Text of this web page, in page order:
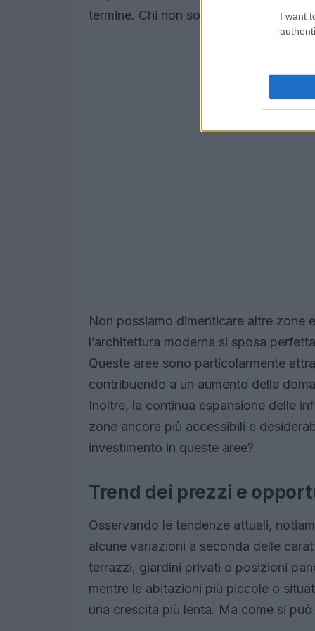
I want
termine. Chi non sogna di avere una
Non possiamo dimenticare altre zone
l’architettura moderna si sposa
Queste aree sono particolarmente
contribuendo a un aumento della
Inoltre, la continua espansione delle
zone ancora più accessibili e
investimento in queste aree?
Trend dei prezzi e
Osservando le tendenze attuali,
alcune variazioni a seconda delle
terrazzi, giardini privati o posizioni
mentre le abitazioni più piccole o
una crescita più lenta. Ma come si